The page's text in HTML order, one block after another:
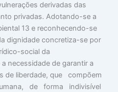
derivadas das
privadas. Adotando-se a
13 e reconhecendo-se
dignidade concretiza-se por
social da
a necessidade de garantir a
de liberdade, que compõem
de forma indivisível